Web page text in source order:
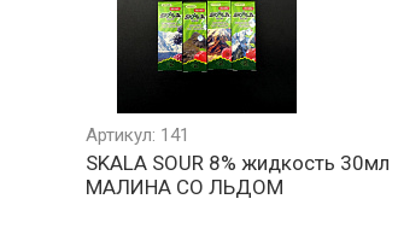
Артикул: 141
SKALA SOUR 8% жидкость 30мл
МАЛИНА СО ЛЬДОМ